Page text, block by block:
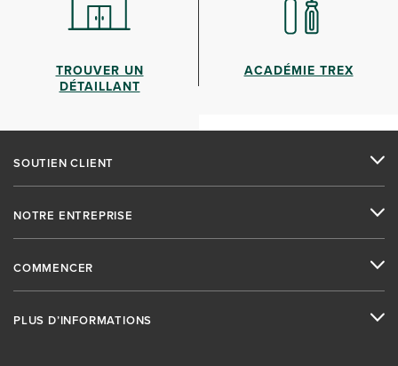
TROUVER UN
DÉTAILLANT
ACADÉMIE TREX
SOUTIEN CLIENT
NOTRE ENTREPRISE
COMMENCER
PLUS D’INFORMATIONS